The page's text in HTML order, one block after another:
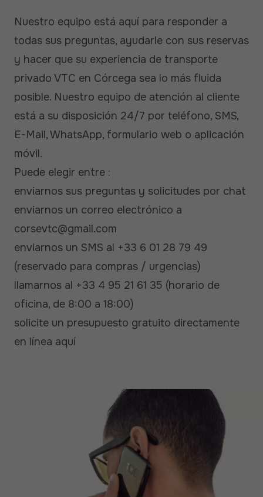
Nuestro equipo está aquí para responder a
todas sus preguntas, ayudarle con sus reservas
y hacer que su experiencia de transporte
privado VTC en Córcega sea lo más fluida
posible. Nuestro equipo de atención al cliente
está a su disposición 24/7 por teléfono, SMS,
E-Mail, WhatsApp, formulario web o aplicación
móvil.
Puede elegir entre :
enviarnos sus preguntas y solicitudes por chat
enviarnos un correo electrónico a
corsevtc@gmail.com
enviarnos un SMS al +33 6 01 28 79 49
(reservado para compras / urgencias)
llamarnos al +33 4 95 21 61 35 (horario de
oficina, de 8:00 a 18:00)
solicite un presupuesto gratuito directamente
en línea aquí